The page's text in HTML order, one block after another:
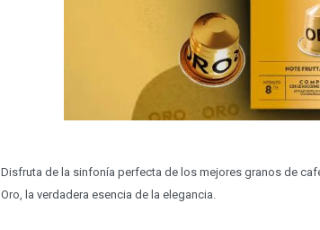
Disfruta de la sinfonía perfecta de los mejores granos de
Oro, la verdadera esencia de la elegancia.